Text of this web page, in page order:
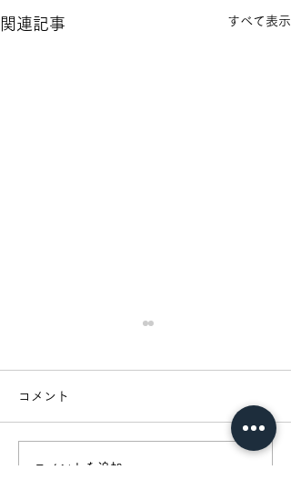
関連記事 すべて表示
コメント
コメントを追加…